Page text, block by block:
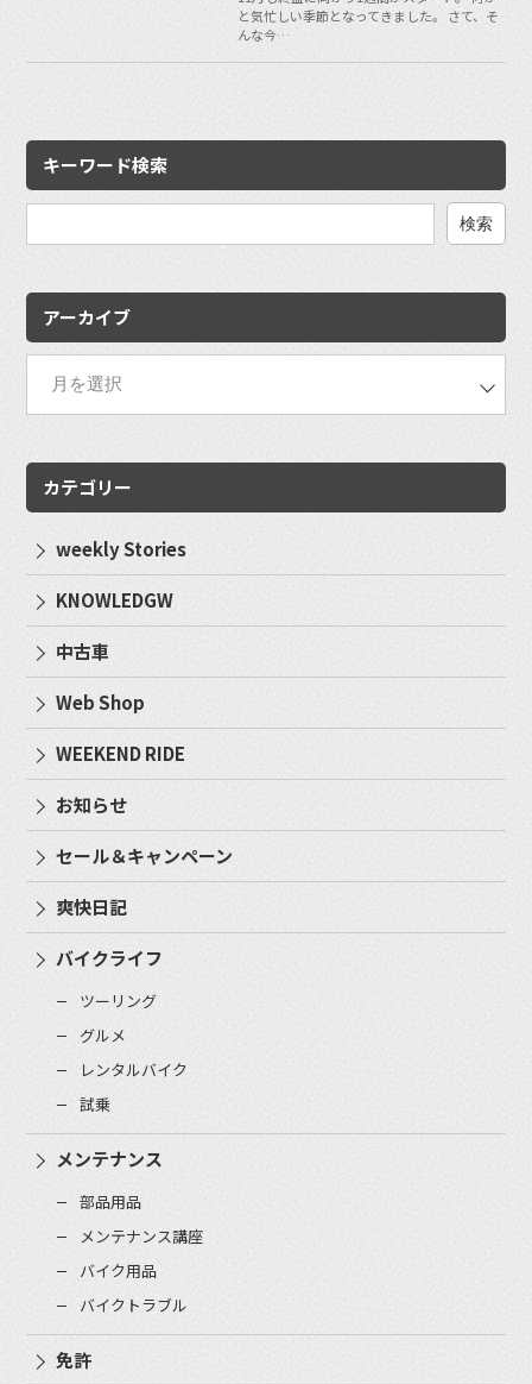
と気忙しい季節となってきました。 さて、そ
んな今…
キーワード検索
アーカイブ
カテゴリー
weekly Stories
KNOWLEDGW
中古車
Web Shop
WEEKEND RIDE
お知らせ
セール＆キャンペーン
爽快日記
バイクライフ
ツーリング
グルメ
レンタルバイク
試乗
メンテナンス
部品用品
メンテナンス講座
バイク用品
バイクトラブル
免許